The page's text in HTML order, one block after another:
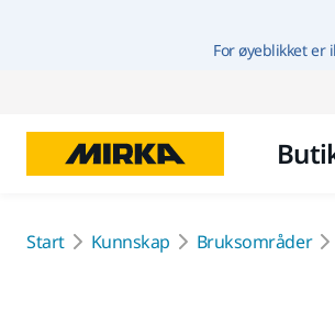
For øyeblikket er
Start Kunnskap Bruksområder